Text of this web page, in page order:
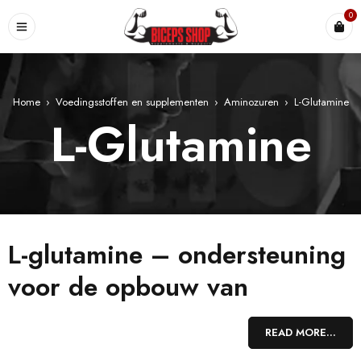
0
Home › Voedingsstoffen en supplementen › Aminozuren › L-Glutamine
L-Glutamine
L-glutamine – ondersteuning
voor de opbouw van
READ MORE...